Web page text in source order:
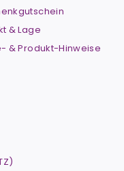
& Lage
& Produkt-Hinweise